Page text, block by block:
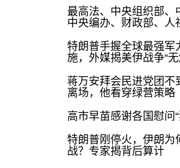
最高法、中央组织部、
中央编办、财政部、人
特朗普手握全球最强军
施，外媒揭美伊战争“
蒋万安拜会民进党团不
离场，他看穿绿营策略
高市早苗感谢各国慰问
特朗普刚停火，伊朗为
战？专家揭背后算计